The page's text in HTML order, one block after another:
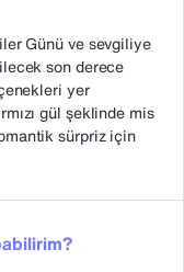
Günü ve sevgiliye
son derece
yer
gül şeklinde mis
sürpriz için